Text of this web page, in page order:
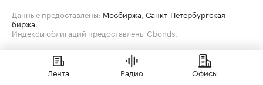
Данные предоставлены: Мосбиржа Санкт-Петербургская
биржа
Индексы облигаций предоставлены Cbonds.
Лента Радио Офисы